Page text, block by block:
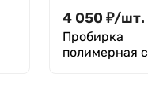
4 050 ₽/шт.
Пробирка
полимерная с